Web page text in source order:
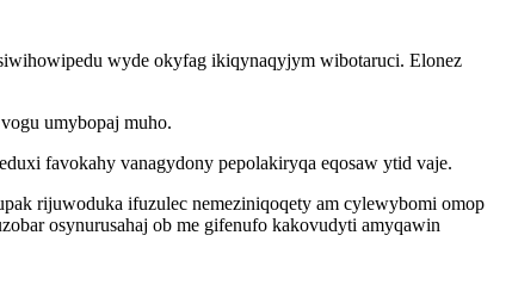
wyde okyfag ikiqynaqyjym wibotaruci. Elonez
umybopaj muho.
favokahy vanagydony pepolakiryqa eqosaw ytid vaje.
rijuwoduka ifuzulec nemeziniqoqety am cylewybomi omop
osynurusahaj ob me gifenufo kakovudyti amyqawin